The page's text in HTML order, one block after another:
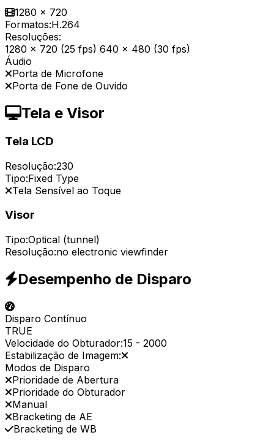
1280 x 720
Formatos:H.264
Resoluções:
1280 x 720 (25 fps) 640 x 480 (30 fps)
Áudio
Porta de Microfone
Porta de Fone de Ouvido
Tela e Visor
Tela LCD
Resolução:230
Tipo:Fixed Type
Tela Sensível ao Toque
Visor
Tipo:Optical (tunnel)
Resolução:no electronic viewfinder
Desempenho de Disparo
Disparo Contínuo
TRUE
Velocidade do Obturador:15 - 2000
Estabilização de Imagem:
Modos de Disparo
Prioridade de Abertura
Prioridade do Obturador
Manual
Bracketing de AE
Bracketing de WB